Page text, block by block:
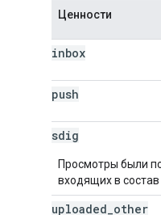
Ценности
inbox
push
sdig
Просмотры были
входящих в
uploaded other